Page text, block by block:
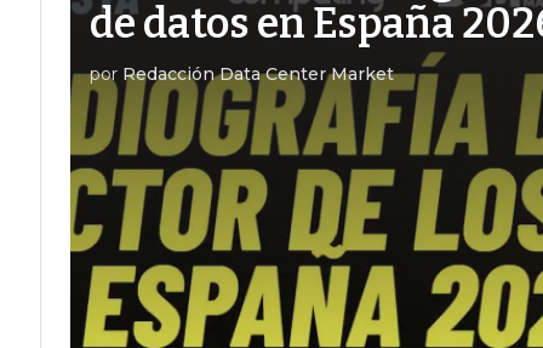
de datos en España
por Redacción Data Center Market